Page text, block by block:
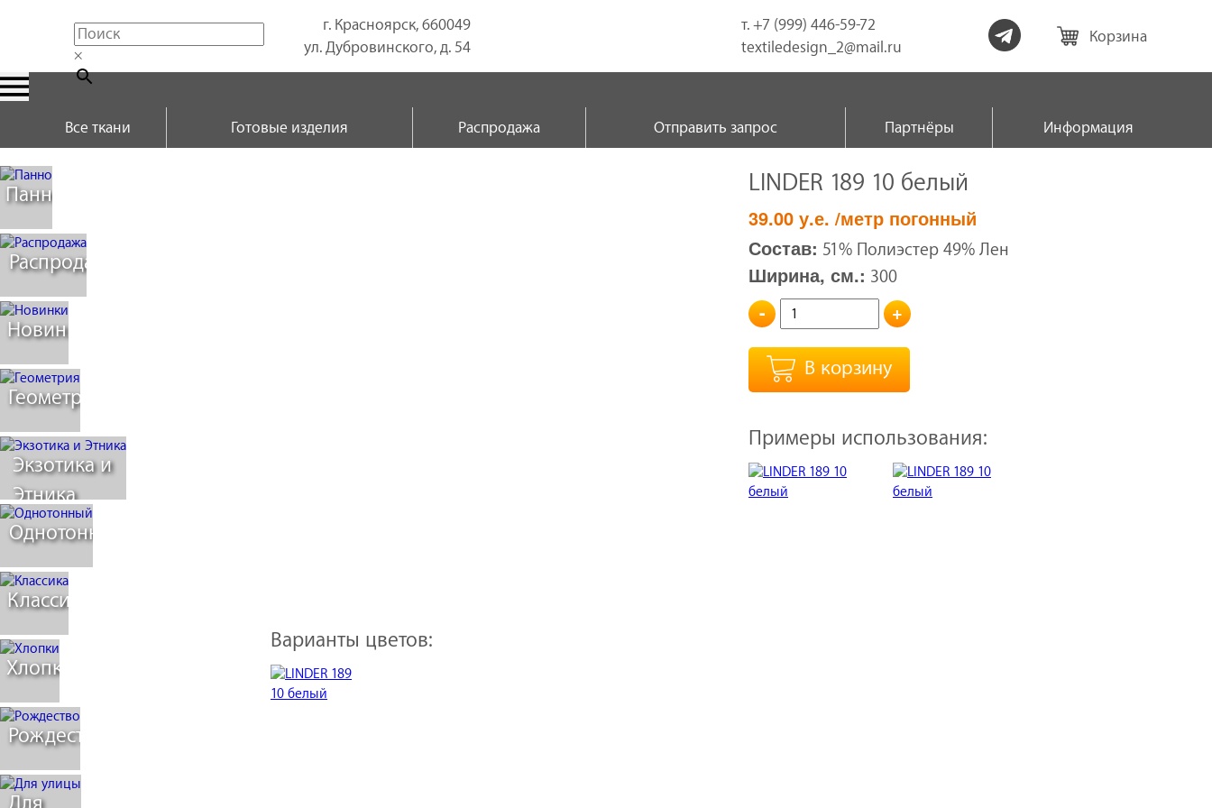
×
г. Красноярск, 660049
ул. Дубровинского, д. 54
т. +7 (999) 446-59-72
textiledesign_2@mail.ru
Корзина
Все ткани Готовые изделия Распродажа Отправить запрос Партнёры Информация
Варианты цветов:
LINDER 189 10 белый
39.00 у.е. /метр погонный
Состав: 51% Полиэстер 49% Лен
Ширина, см.: 300
- +
В корзину
Примеры использования:
Панно
Распродажа
Новинки
Геометрия
Экзотика и
Этника
Однотонный
Классика
Хлопки
Рождество